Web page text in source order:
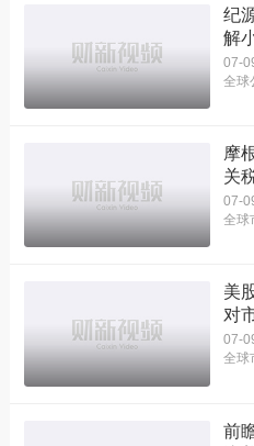
纪
解
07-
全球
摩
关
07-
全球
美
对
07-
全球
前